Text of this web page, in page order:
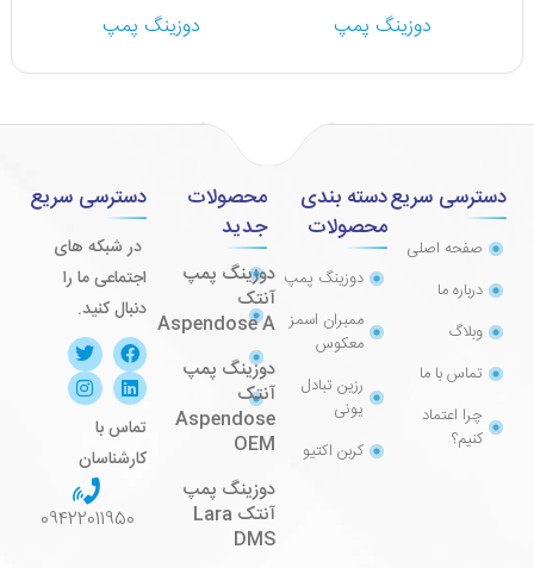
دوزینگ پمپ
دوزینگ پمپ
دسترسی سریع
صفحه اصلی
درباره ما
وبلاگ
تماس با ما
چرا اعتماد
کنیم؟
دسته بندی
محصولات
دوزینگ پمپ
ممبران اسمز
معکوس
رزین تبادل
یونی
کربن اکتیو
محصولات
جدید
دوزینگ پمپ
آنتک
Aspendose A
دوزینگ پمپ
آنتک
Aspendose
OEM
دوزینگ پمپ
آنتک Lara
DMS
دسترسی سریع
در شبکه های
اجتماعی ما را
دنبال کنید.
تماس با
کارشناسان
09422011950